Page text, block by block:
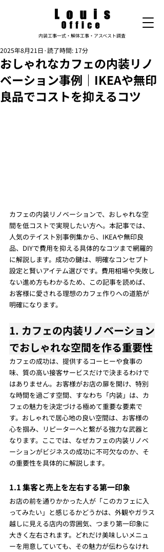
内装工事一式・解体工事・アスベスト調査
おしゃれなカフェの内装リノ
ベーション事例｜IKEAや無印
良品でコストを抑えるコツ
2025年8月21日 読了時間: 17分
カフェの内装リノベーションで、おしゃれな空
間を低コストで実現したい方へ。本記事では、
人気のテイスト別事例集から、IKEAや無印良
品、DIYで費用を抑える具体的なコツまで網羅的
に解説します。成功の鍵は、明確なコンセプト
設定と賢いアイテム選びです。費用相場や失敗し
ない進め方もわかるため、この記事を読めば、
お客様に愛される理想のカフェ作りへの道筋が
明確になります。
1. カフェの内装リノベーション
でおしゃれな空間を作る重要性
カフェの成功は、提供するコーヒーや食事の
味、質の高い接客サービスだけで決まるわけで
はありません。お客様がお店の扉を開け、特別
な時間を過ごす空間、すなわち「内装」は、カ
フェの魅力を決定づける極めて重要な要素で
す。おしゃれで居心地の良い空間は、お客様の
心を掴み、リピーターへと繋がる強力な武器と
なります。ここでは、なぜカフェの内装リノベ
ーションがビジネスの成功に不可欠なのか、そ
の重要性を具体的に解説します。
1.1 集客と売上を左右する第一印象
お店の前を通りかかった人が「このカフェに入
ってみたい」と感じるかどうかは、外観やガラス
越しに見える店内の雰囲気、つまり第一印象に
大きく左右されます。どれだけ美味しいメニュ
ーを用意していても、その魅力が伝わらなけれ